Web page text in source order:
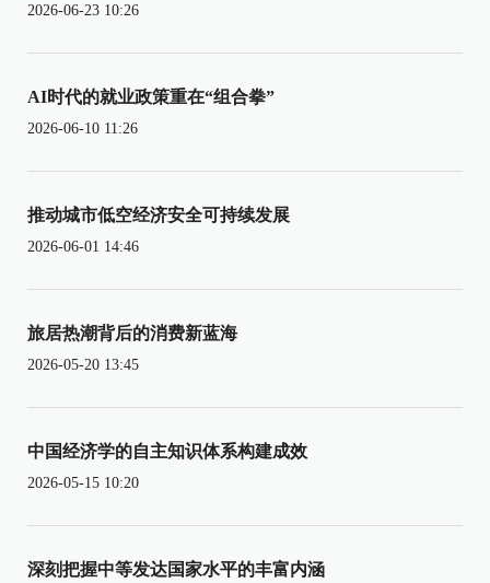
2026-06-23 10:26
AI时代的就业政策重在“组合拳”
2026-06-10 11:26
推动城市低空经济安全可持续发展
2026-06-01 14:46
旅居热潮背后的消费新蓝海
2026-05-20 13:45
中国经济学的自主知识体系构建成效
2026-05-15 10:20
深刻把握中等发达国家水平的丰富内涵